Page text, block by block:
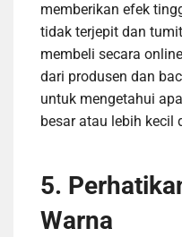
memberikan efek
tidak terjepit dan
membeli secara
dari produsen dan
untuk mengetahui
besar atau lebih kecil
5.
Warna